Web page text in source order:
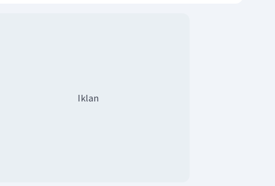
Iklan